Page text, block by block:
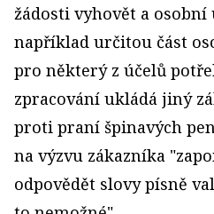
žádosti vyhovět a osobní
například určitou část
pro některý z účelů
zpracování ukládá jiný
proti praní špinavých
na výzvu zákazníka
odpovědět slovy písně